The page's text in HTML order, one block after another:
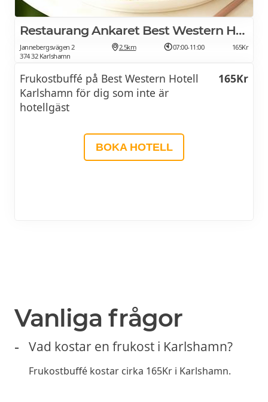
Restaurang Ankaret Best Western Hotell Karlshamn
Jannebergsvägen 2
374 32 Karlshamn
2.5km 07:00-11:00 165Kr
Frukostbuffé på Best Western Hotell
Karlshamn för dig som inte är
hotellgäst
165Kr
BOKA HOTELL
Prenumerera gärna på erbjudanden från
restauranger och få dem direkt i din e-post. Exklusiva
erbjudanden varje månad.
►